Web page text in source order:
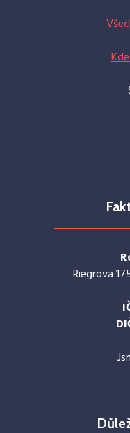
Riegrova